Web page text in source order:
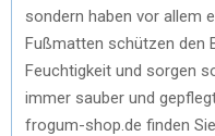
sondern haben vor allem
Fußmatten schützen den
Feuchtigkeit und sorgen
immer sauber und
frogum-shop.de finden